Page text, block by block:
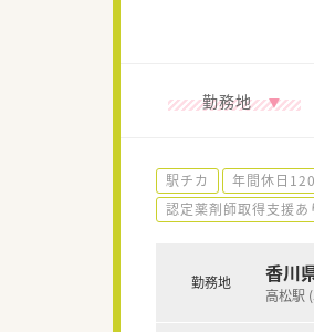
勤務地
駅チカ 年間休日
認定薬剤師取得支援あ
勤務地 香川
高松駅